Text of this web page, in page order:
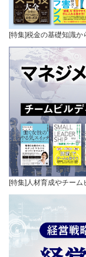
[特集]税金の基礎知識
[特集]人材育成やチー